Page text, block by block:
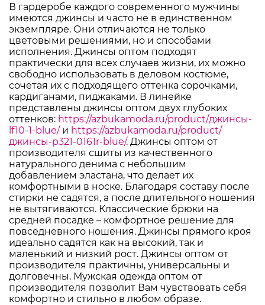
В гардеробе каждого современного мужчины
имеются джинсы и часто не в единственном
экземпляре. Они отличаются не только
цветовыми решениями, но и способами
исполнения. Джинсы оптом подходят
практически для всех случаев жизни, их можно
свободно использовать в деловом костюме,
сочетая их с подходящего оттенка сорочками,
кардиганами, пиджаками. В линейке
представлены джинсы оптом двух глубоких
оттенков: https://azbukamoda.ru/product/джинсы-
lf10-1-blue/и https://azbukamoda.ru/product/
джинсы-p321-0161r-blue/. Джинсы оптом от
производителя сшиты из качественного
натурального денима с небольшим
добавлением эластана, что делает их
комфортными в носке. Благодаря составу после
стирки не садятся, а после длительного ношения
не вытягиваются. Классические брюки на
средней посадке – комфортное решение для
повседневного ношения. Джинсы прямого кроя
идеально садятся как на высокий, так и
маленький и низкий рост. Джинсы оптом от
производителя практичны, универсальны и
долговечны. Мужская одежда оптом от
производителя позволит Вам чувствовать себя
комфортно и стильно в любом образе.